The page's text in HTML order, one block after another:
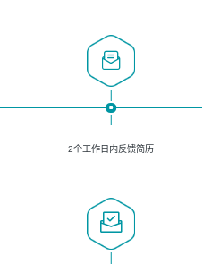
2个工作日内反馈简历